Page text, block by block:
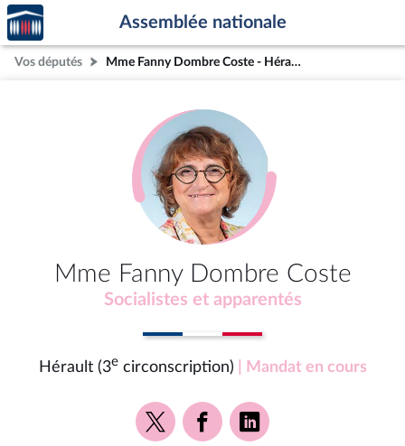
Aller au contenu
Aller en bas de la page
Accèder
à la
page
d'accueil
Assemblée nationale
Vos députés Mme Fanny Dombre Coste - Hérault (3e circonscription)
Mme Fanny Dombre Coste
Socialistes et apparentés
Hérault (3ecirconscription) | Mandat en cours
Voir
la
Voir
la
Voir
la